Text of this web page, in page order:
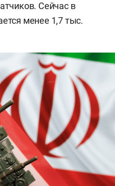
Сейчас в
менее 1,7 тыс.